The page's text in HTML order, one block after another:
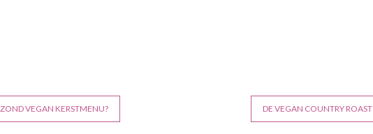
VEGAN KERSTMENU? DE VEGAN COUNTRY ROAST